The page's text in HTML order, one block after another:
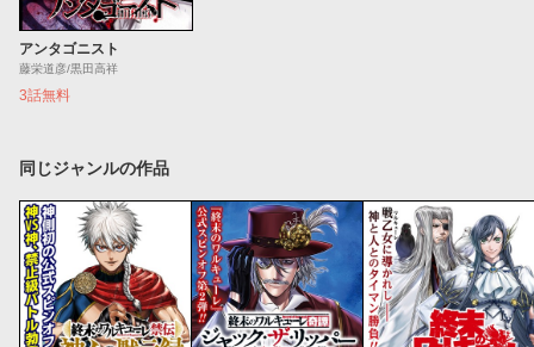
アンタゴニスト
藤栄道彦/黒田高祥
3話無料
同じジャンルの作品